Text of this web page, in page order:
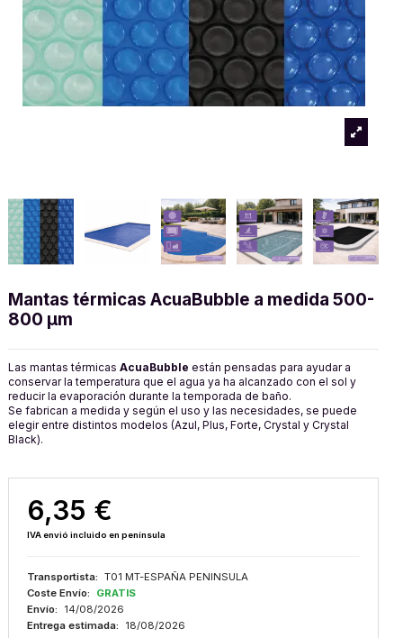
Mantas térmicas AcuaBubble a medida 500-
800 µm
Las mantas térmicas AcuaBubble están pensadas para ayudar a
conservar la temperatura que el agua ya ha alcanzado con el sol y
reducir la evaporación durante la temporada de baño.
Se fabrican a medida y según el uso y las necesidades, se puede
elegir entre distintos modelos (Azul, Plus, Forte, Crystal y Crystal
Black).
6,35 €
IVA envió incluido en península
Transportista: T01 MT-ESPAÑA PENINSULA
Coste Envío:
GRATIS
Envío:
14/08/2026
Entrega estimada:
18/08/2026